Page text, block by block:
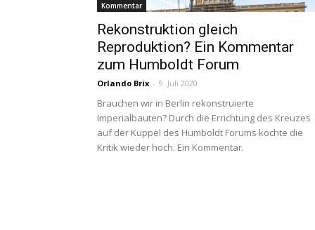
Kommentar
Rekonstruktion gleich
Reproduktion? Ein Kommentar
zum Humboldt Forum
Orlando Brix - 9. Juli 2020
Brauchen wir in Berlin rekonstruierte
Imperialbauten? Durch die Errichtung des Kreuzes
auf der Kuppel des Humboldt Forums kochte die
Kritik wieder hoch. Ein Kommentar.